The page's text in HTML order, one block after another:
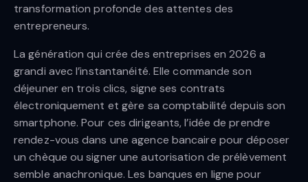
transformation profonde des attentes des
entrepreneurs.
La génération qui crée des entreprises en 2026 a
grandi avec l’instantanéité. Elle commande son
déjeuner en trois clics, signe ses contrats
électroniquement et gère sa comptabilité depuis son
smartphone. Pour ces dirigeants, l’idée de prendre
rendez-vous dans une agence bancaire pour déposer
un chèque ou signer une autorisation de prélèvement
semble anachronique. Les banques en ligne pour